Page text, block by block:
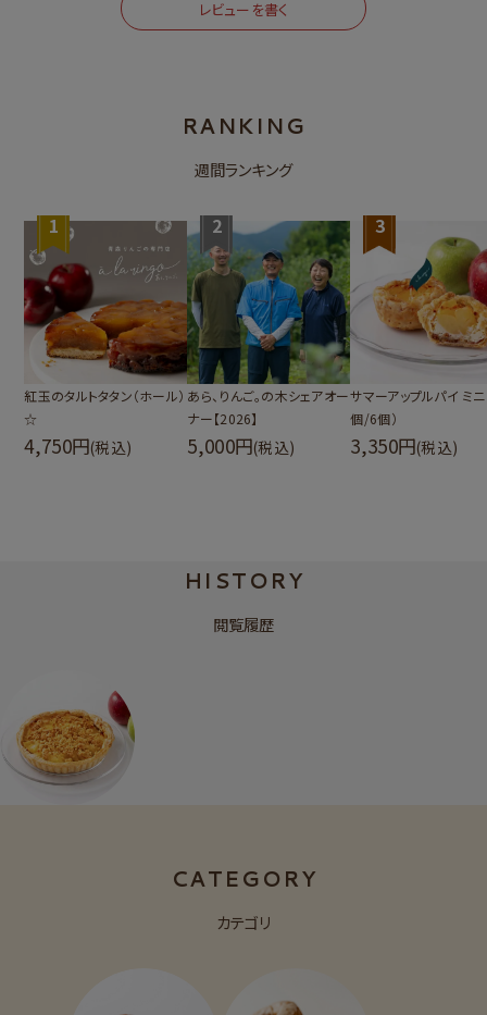
レビューを書く
RANKING
週間ランキング
1
紅玉のタルトタタン（ホール）
☆
4,750 (税込)
2
あら、りんご。の木シェアオー
ナー【2026】
5,000 (税込)
3
サマーアップルパイ ミニ
個/6個）
3,350 (税込)
HISTORY
閲覧履歴
CATEGORY
カテゴリ